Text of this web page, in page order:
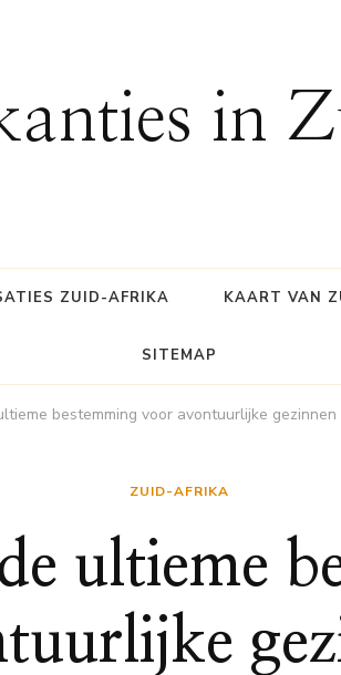
in
ZUID-AFRIKA KAART VAN
SITEMAP
bestemming voor avontuurlijke gezinnen
ZUID-AFRIKA
ultieme